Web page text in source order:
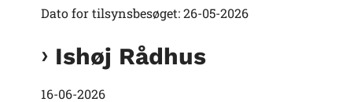
Dato for tilsynsbesøget: 26-05-2026
Ishøj Rådhus
16-06-2026